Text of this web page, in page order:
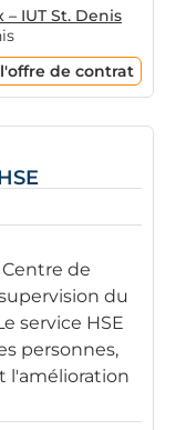
IUT St. Denis
de contrat
de
du
service HSE
personnes,
l'amélioration